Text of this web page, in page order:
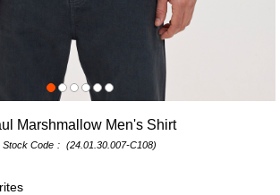
Marshmallow Men's Shirt
Stock Code (24.01.30.007-C108)